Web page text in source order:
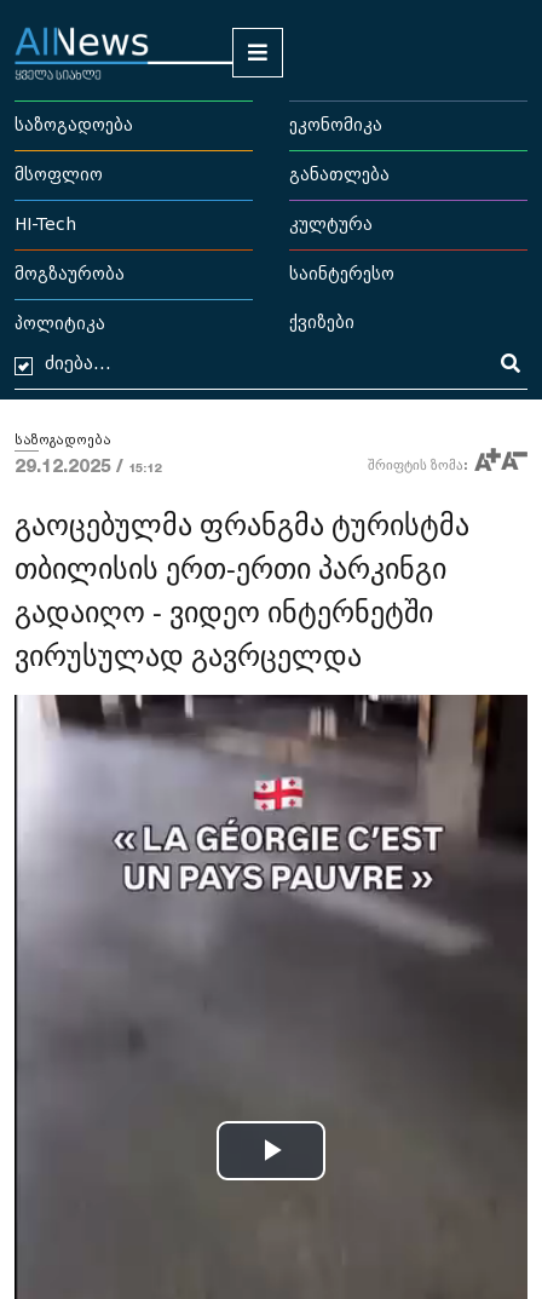
საზოგადოება ეკონომიკა
მსოფლიო განათლება
HI-Tech კულტურა
მოგზაურობა საინტერესო
პოლიტიკა ქვიზები
საზოგადოება
29.12.2025 / 15:12 შრიფტის ზომა:
გაოცებულმა ფრანგმა ტურისტმა
თბილისის ერთ-ერთი პარკინგი
გადაიღო - ვიდეო ინტერნეტში
ვირუსულად გავრცელდა
Play